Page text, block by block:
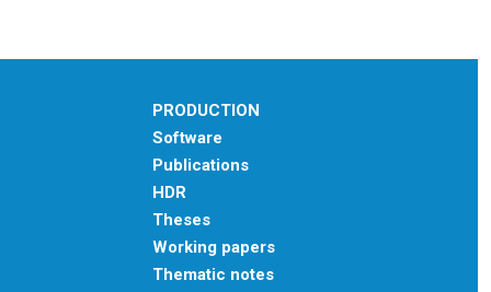
PRODUCTION
Software
Publications
HDR
Theses
Working papers
Thematic notes